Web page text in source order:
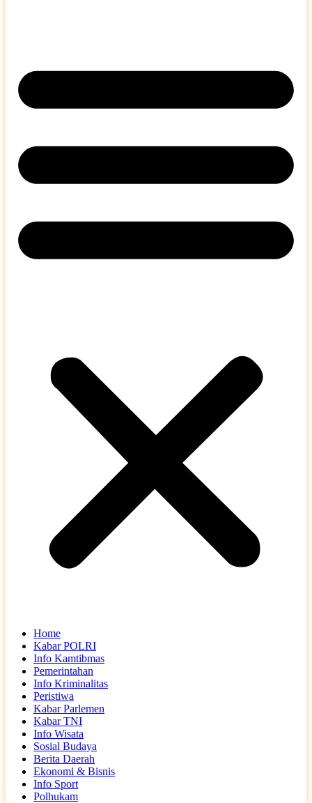
Home
Kabar POLRI
Info Kamtibmas
Pemerintahan
Info Kriminalitas
Peristiwa
Kabar Parlemen
Kabar TNI
Info Wisata
Sosial Budaya
Berita Daerah
Ekonomi & Bisnis
Info Sport
Polhukam